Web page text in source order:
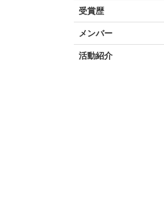
受賞歴
メンバー
活動紹介